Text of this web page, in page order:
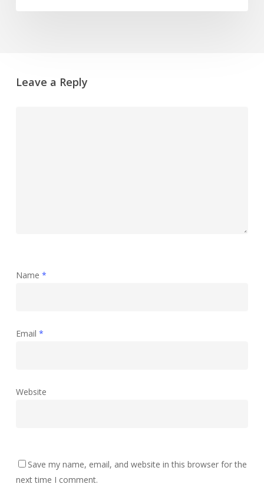
Leave a Reply
Name *
Email *
Website
Save my name, email, and website in this browser for the
next time I comment.